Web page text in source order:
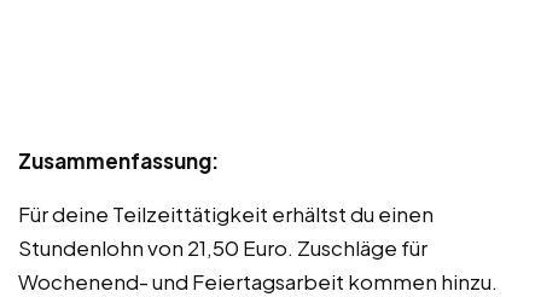
Zusammenfassung:
Für deine Teilzeittätigkeit erhältst du einen
Stundenlohn von 21,50 Euro. Zuschläge für
Wochenend- und Feiertagsarbeit kommen hinzu.